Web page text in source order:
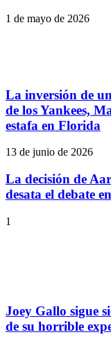
1 de mayo de 2026
La inversión de
de los Yankees,
estafa en Florida
13 de junio de 2026
La decisión de
desata el debate
1
Joey Gallo sigue
de su horrible